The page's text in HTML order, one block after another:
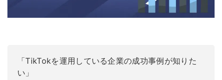
「TikTokを運用している企業の成功事例が知りた
い」